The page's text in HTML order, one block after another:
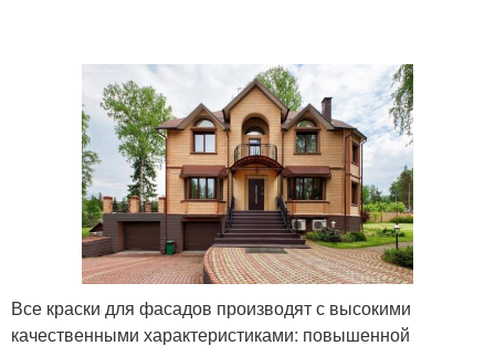
Все краски для фасадов производят с высокими
качественными характеристиками: повышенной